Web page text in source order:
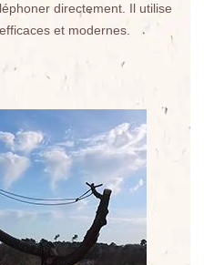
directement. Il utilise
et modernes.